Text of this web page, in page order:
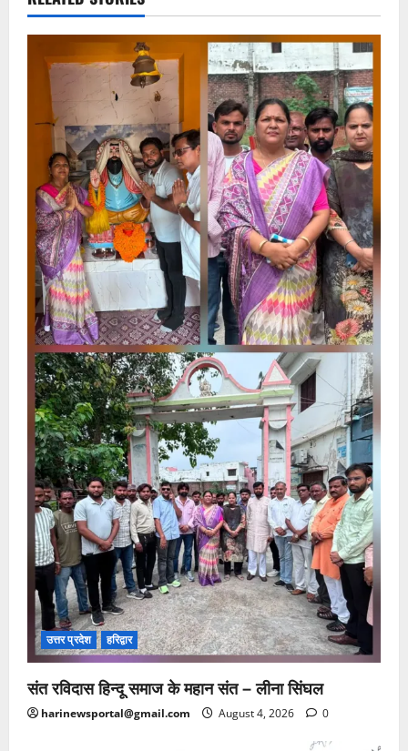
उत्तर प्रदेश हरिद्वार
संत रविदास हिन्दू समाज के महान संत – लीना सिंघल
harinewsportal@gmail.com August 4, 2026 0